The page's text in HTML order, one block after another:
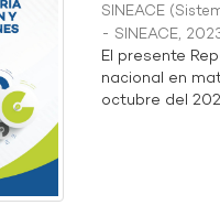
SINEACE (
- SINEACE,
El presente
nacional en
octubre del